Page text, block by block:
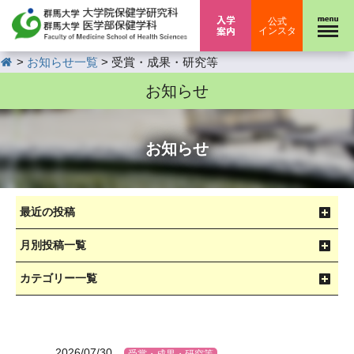
公式
インスタ
HOME
> お知らせ一覧 > 受賞・成果・研究等
お知らせ
お知らせ
最近の投稿
月別投稿一覧
カテゴリー一覧